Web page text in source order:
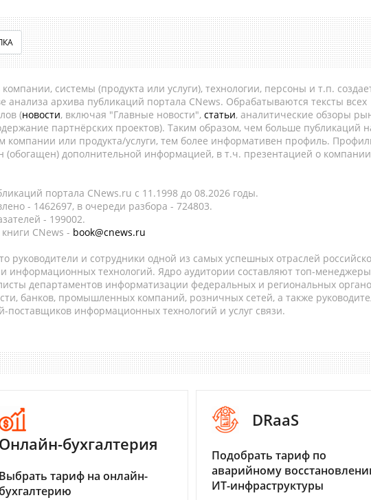
системы (продукта или услуги), технологии, персоны и т.п.
анализа архива публикаций портала CNews. Обрабатываются тексты всех
(новости, включая "Главные новости", статьи, аналитические обзоры
партнёрских проектов). Таким образом, чем больше публикаций
компании или продукта/услуги, тем более информативен профиль.
(обогащен) дополнительной информацией, в т.ч. презентацией о
портала CNews.ru c 11.1998 до 08.2026 годы.
- 1462697, в очереди разбора - 724803.
- 199002.
CNews - book@cnews.ru
руководители и сотрудники одной из самых успешных отраслей
информационных технологий. Ядро аудитории составляют топ-
департаментов информатизации федеральных и региональных
банков, промышленных компаний, розничных сетей, а также
поставщиков информационных технологий и услуг связи.
Онлайн-бухгалтерия
Выбрать тариф на онлайн-
DRaaS
Подобрать тариф по
аварийному
ИТ-инфраструктуры